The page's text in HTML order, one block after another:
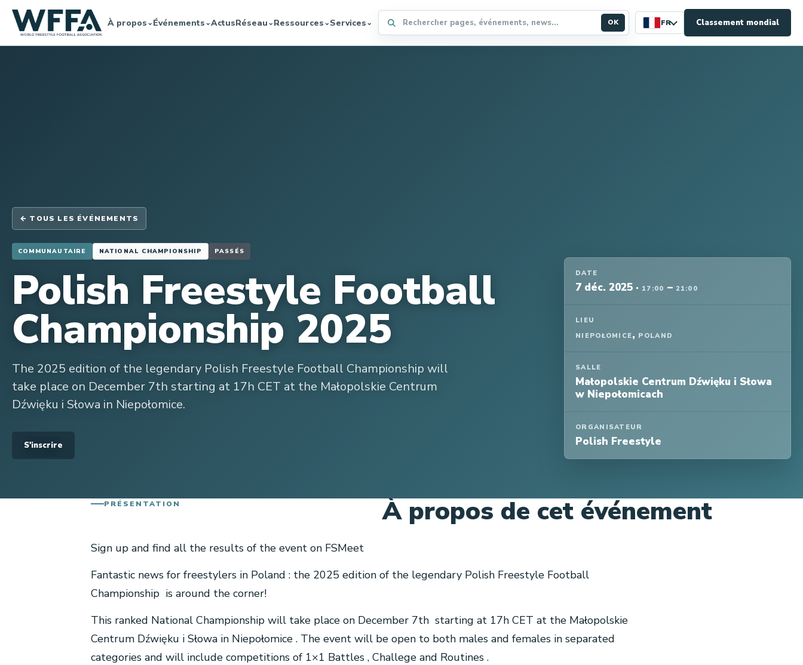
À propos⌄Événements⌄ActusRéseau⌄Ressources⌄Services⌄ Rechercher sur le site WFFA OK FR Classement mondial
← TOUS LES ÉVÉNEMENTS
COMMUNAUTAIRE NATIONAL CHAMPIONSHIP PASSÉS
Polish Freestyle Football
Championship 2025
The 2025 edition of the legendary Polish Freestyle Football Championship will
take place on December 7th starting at 17h CET at the Małopolskie Centrum
Dźwięku i Słowa in Niepołomice.
S'inscrire
DATE
7 déc. 2025 · 17:00 – 21:00
LIEU
NIEPOŁOMICE, POLAND
SALLE
Małopolskie Centrum Dźwięku i Słowa
w Niepołomicach
ORGANISATEUR
Polish Freestyle
PRÉSENTATION À propos de cet événement
Sign up and find all the results of the event on FSMeet
Fantastic news for freestylers in Poland : the 2025 edition of the legendary Polish Freestyle Football
Championship is around the corner!
This ranked National Championship will take place on December 7th starting at 17h CET at the Małopolskie
Centrum Dźwięku i Słowa in Niepołomice . The event will be open to both males and females in separated
categories and will include competitions of 1×1 Battles , Challege and Routines .